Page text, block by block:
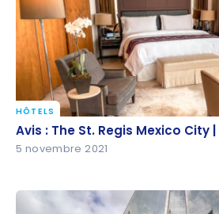
Avis : The St. Regis Mexico City
HÔTELS
Avis : The St. Regis Mexico City
5 novembre 2021